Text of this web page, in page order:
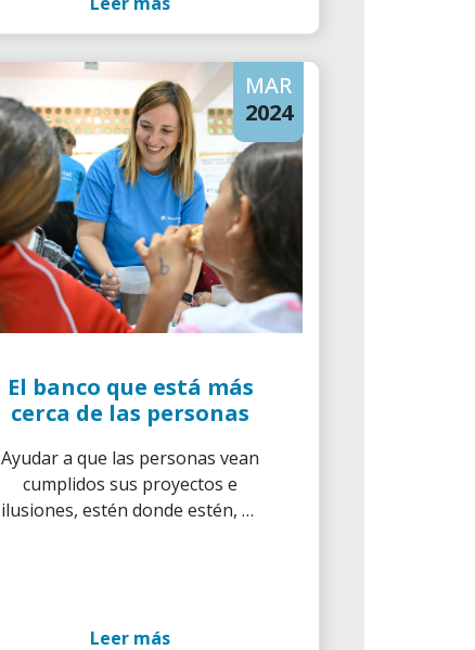
MAR
2024
El banco que está más
cerca de las personas
Ayudar a que las personas vean
cumplidos sus proyectos e
ilusiones, estén donde estén, es
Leer más